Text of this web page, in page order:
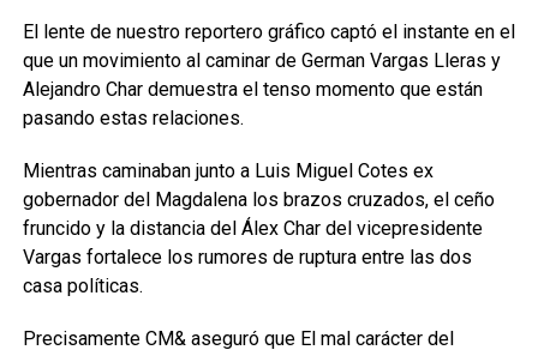
El lente de nuestro reportero gráfico captó el instante en el
que un movimiento al caminar de German Vargas Lleras y
Alejandro Char demuestra el tenso momento que están
pasando estas relaciones.
Mientras caminaban junto a Luis Miguel Cotes ex
gobernador del Magdalena los brazos cruzados, el ceño
fruncido y la distancia del Álex Char del vicepresidente
Vargas fortalece los rumores de ruptura entre las dos
casa políticas.
Precisamente CM& aseguró que El mal carácter del